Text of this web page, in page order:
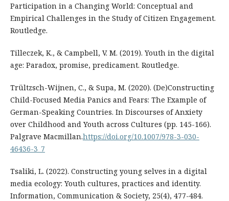
Participation in a Changing World: Conceptual and
Empirical Challenges in the Study of Citizen Engagement.
Routledge.
Tilleczek, K., & Campbell, V. M. (2019). Youth in the digital
age: Paradox, promise, predicament. Routledge.
Trültzsch-Wijnen, C., & Supa, M. (2020). (De)Constructing
Child-Focused Media Panics and Fears: The Example of
German-Speaking Countries. In Discourses of Anxiety
over Childhood and Youth across Cultures (pp. 145-166).
Palgrave Macmillan.https://doi.org/10.1007/978-3-030-
46436-3_7
Tsaliki, L. (2022). Constructing young selves in a digital
media ecology: Youth cultures, practices and identity.
Information, Communication & Society, 25(4), 477-484.